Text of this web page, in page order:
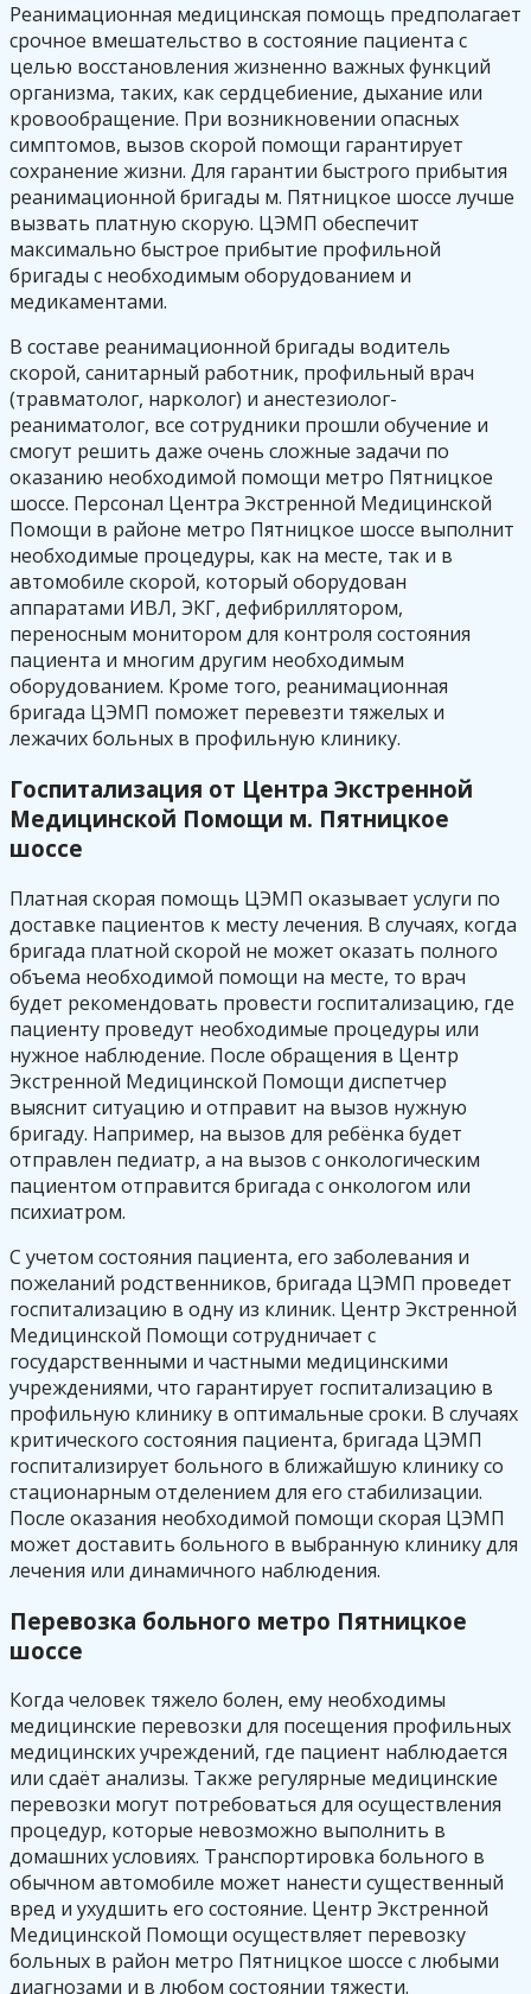
Реанимационная медицинская помощь предполагает
срочное вмешательство в состояние пациента с
целью восстановления жизненно важных функций
организма, таких, как сердцебиение, дыхание или
кровообращение. При возникновении опасных
симптомов, вызов скорой помощи гарантирует
сохранение жизни. Для гарантии быстрого прибытия
реанимационной бригады м. Пятницкое шоссе лучше
вызвать платную скорую. ЦЭМП обеспечит
максимально быстрое прибытие профильной
бригады с необходимым оборудованием и
медикаментами.
В составе реанимационной бригады водитель
скорой, санитарный работник, профильный врач
(травматолог, нарколог) и анестезиолог-
реаниматолог, все сотрудники прошли обучение и
смогут решить даже очень сложные задачи по
оказанию необходимой помощи метро Пятницкое
шоссе. Персонал Центра Экстренной Медицинской
Помощи в районе метро Пятницкое шоссе выполнит
необходимые процедуры, как на месте, так и в
автомобиле скорой, который оборудован
аппаратами ИВЛ, ЭКГ, дефибриллятором,
переносным монитором для контроля состояния
пациента и многим другим необходимым
оборудованием. Кроме того, реанимационная
бригада ЦЭМП поможет перевезти тяжелых и
лежачих больных в профильную клинику.
Госпитализация от Центра Экстренной
Медицинской Помощи м. Пятницкое
шоссе
Платная скорая помощь ЦЭМП оказывает услуги по
доставке пациентов к месту лечения. В случаях, когда
бригада платной скорой не может оказать полного
объема необходимой помощи на месте, то врач
будет рекомендовать провести госпитализацию, где
пациенту проведут необходимые процедуры или
нужное наблюдение. После обращения в Центр
Экстренной Медицинской Помощи диспетчер
выяснит ситуацию и отправит на вызов нужную
бригаду. Например, на вызов для ребёнка будет
отправлен педиатр, а на вызов с онкологическим
пациентом отправится бригада с онкологом или
психиатром.
С учетом состояния пациента, его заболевания и
пожеланий родственников, бригада ЦЭМП проведет
госпитализацию в одну из клиник. Центр Экстренной
Медицинской Помощи сотрудничает с
государственными и частными медицинскими
учреждениями, что гарантирует госпитализацию в
профильную клинику в оптимальные сроки. В случаях
критического состояния пациента, бригада ЦЭМП
госпитализирует больного в ближайшую клинику со
стационарным отделением для его стабилизации.
После оказания необходимой помощи скорая ЦЭМП
может доставить больного в выбранную клинику для
лечения или динамичного наблюдения.
Перевозка больного метро Пятницкое
шоссе
Когда человек тяжело болен, ему необходимы
медицинские перевозки для посещения профильных
медицинских учреждений, где пациент наблюдается
или сдаёт анализы. Также регулярные медицинские
перевозки могут потребоваться для осуществления
процедур, которые невозможно выполнить в
домашних условиях. Транспортировка больного в
обычном автомобиле может нанести существенный
вред и ухудшить его состояние. Центр Экстренной
Медицинской Помощи осуществляет перевозку
больных в район метро Пятницкое шоссе с любыми
диагнозами и в любом состоянии тяжести.